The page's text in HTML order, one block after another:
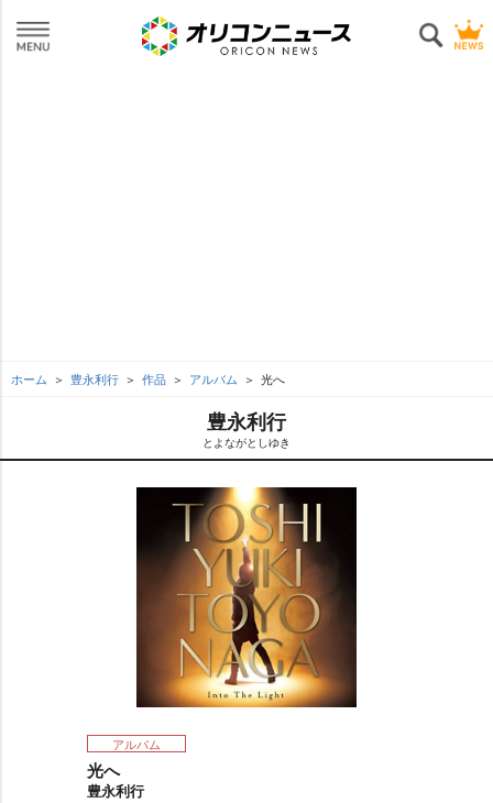
ホーム 豊永利行 作品 アルバム 光へ
豊永利行
とよながとしゆき
アルバム
光へ
豊永利行